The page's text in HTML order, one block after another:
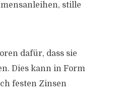
stille
dafür, dass sie
Dies kann in Form
festen Zinsen